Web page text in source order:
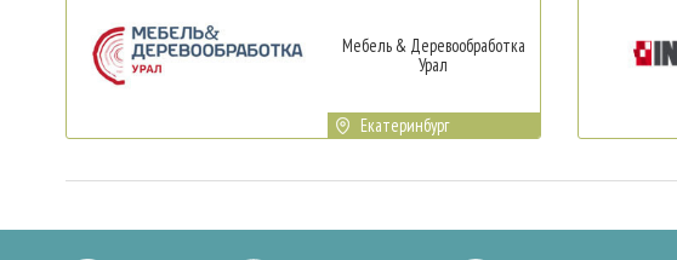
Мебель & Деревообработка
Урал
Екатеринбург